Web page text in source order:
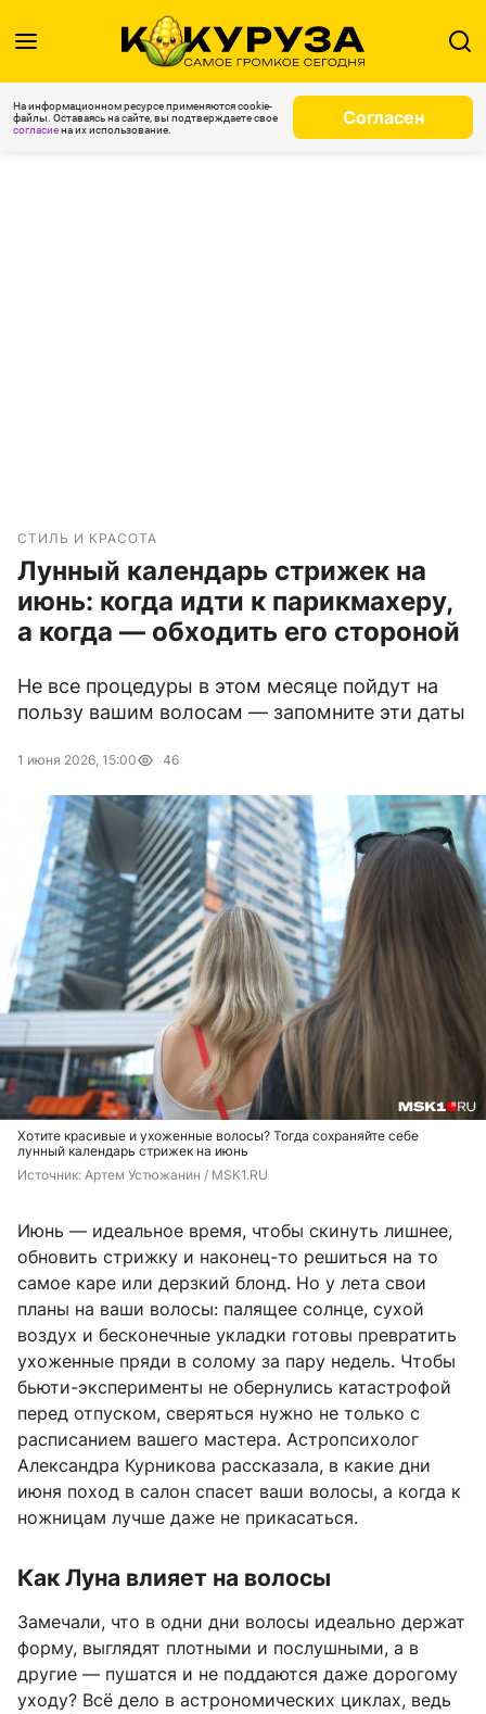
На информационном ресурсе применяются cookie-
файлы. Оставаясь на сайте, вы подтверждаете свое
согласиена их использование.
Согласен
СТИЛЬ И КРАСОТА
Лунный календарь стрижек на
июнь: когда идти к парикмахеру,
а когда — обходить его стороной
Не все процедуры в этом месяце пойдут на
пользу вашим волосам — запомните эти даты
1 июня 2026, 15:00 46
Хотите красивые и ухоженные волосы? Тогда сохраняйте себе
лунный календарь стрижек на июнь
Источник: Артем Устюжанин / MSK1.RU
Июнь — идеальное время, чтобы скинуть лишнее,
обновить стрижку и наконец-то решиться на то
самое каре или дерзкий блонд. Но у лета свои
планы на ваши волосы: палящее солнце, сухой
воздух и бесконечные укладки готовы превратить
ухоженные пряди в солому за пару недель. Чтобы
бьюти-эксперименты не обернулись катастрофой
перед отпуском, сверяться нужно не только с
расписанием вашего мастера. Астропсихолог
Александра Курникова рассказала, в какие дни
июня поход в салон спасет ваши волосы, а когда к
ножницам лучше даже не прикасаться.
Как Луна влияет на волосы
Замечали, что в одни дни волосы идеально держат
форму, выглядят плотными и послушными, а в
другие — пушатся и не поддаются даже дорогому
уходу? Всё дело в астрономических циклах, ведь